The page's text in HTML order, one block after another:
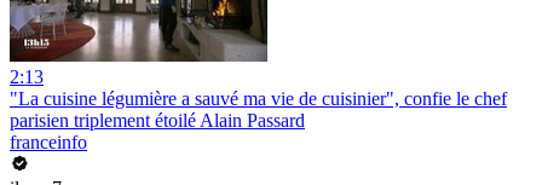
2:13
"La cuisine légumière a sauvé ma vie de cuisinier", confie le chef
parisien triplement étoilé Alain Passard
franceinfo